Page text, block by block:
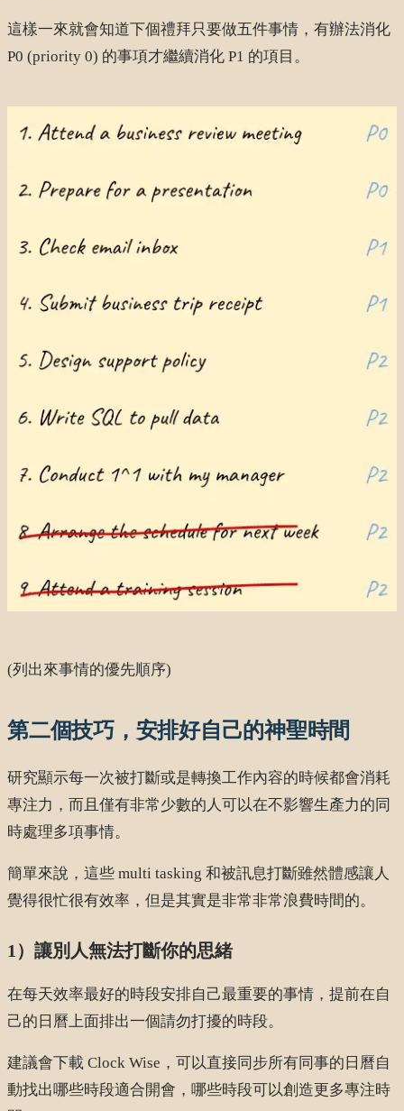
這樣一來就會知道下個禮拜只要做五件事情，有辦法消化
P0 (priority 0) 的事項才繼續消化 P1 的項目。
(列出來事情的優先順序)
第二個技巧，安排好自己的神聖時間
研究顯示每一次被打斷或是轉換工作內容的時候都會消耗
專注力，而且僅有非常少數的人可以在不影響生產力的同
時處理多項事情。
簡單來說，這些 multi tasking 和被訊息打斷雖然體感讓人
覺得很忙很有效率，但是其實是非常非常浪費時間的。
1）讓別人無法打斷你的思緒
在每天效率最好的時段安排自己最重要的事情，提前在自
己的日曆上面排出一個請勿打擾的時段。
建議會下載 Clock Wise，可以直接同步所有同事的日曆自
動找出哪些時段適合開會，哪些時段可以創造更多專注時